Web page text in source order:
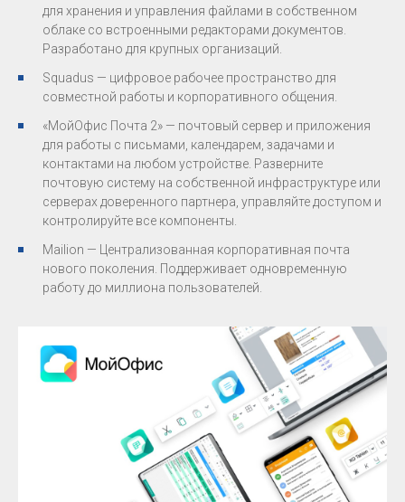
для хранения и управления файлами в собственном
облаке со встроенными редакторами документов.
Разработано для крупных организаций.
Squadus — цифровое рабочее пространство для
совместной работы и корпоративного общения.
«МойОфис Почта 2» — почтовый сервер и приложения
для работы с письмами, календарем, задачами и
контактами на любом устройстве. Разверните
почтовую систему на собственной инфраструктуре или
серверах доверенного партнера, управляйте доступом и
контролируйте все компоненты.
Mailion — Централизованная корпоративная почта
нового поколения. Поддерживает одновременную
работу до миллиона пользователей.